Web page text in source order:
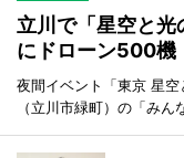
立川で「星空と
にドローン500機
夜間イベント「東京 星
（立川市緑町）の「みん